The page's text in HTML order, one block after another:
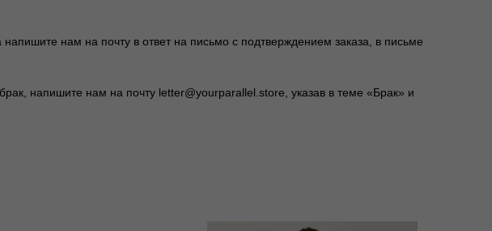
нам на почту в ответ на письмо с подтверждением заказа, в письме
напишите нам на почту letter@yourparallel.store, указав в теме «Брак» и